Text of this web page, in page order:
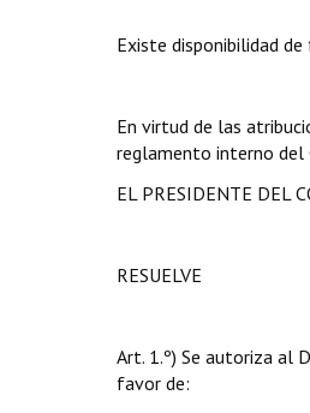
Existe disponibilidad
En virtud de las
reglamento interno del
EL PRESIDENTE DEL
RESUELVE
Art. 1.º) Se autoriza al
favor de: